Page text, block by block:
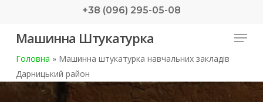
main
+38 (096) 295-05-08
Машинна Штукатурка Menu
Головна »Машинна штукатурка навчальних закладів
Дарницький район